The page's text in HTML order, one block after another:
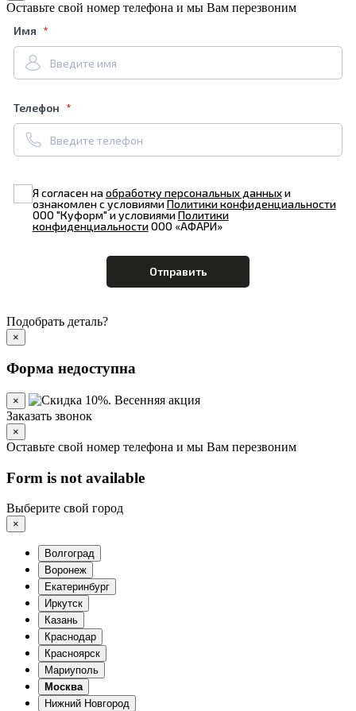
Оставьте свой номер телефона и мы Вам перезвоним
Имя
Телефон
Я согласен наобработку персональных данныхи
ознакомлен с условиямиПолитики конфиденциальности
ООО "Куформ" и условиямиПолитики
конфиденциальностиООО «АФАРИ»
Подобрать деталь?
×
Форма недоступна
×
Заказать звонок
×
Оставьте свой номер телефона и мы Вам перезвоним
Form is not available
Выберите свой город
×
Волгоград
Воронеж
Екатеринбург
Иркутск
Казань
Краснодар
Красноярск
Мариуполь
Москва
Нижний Новгород